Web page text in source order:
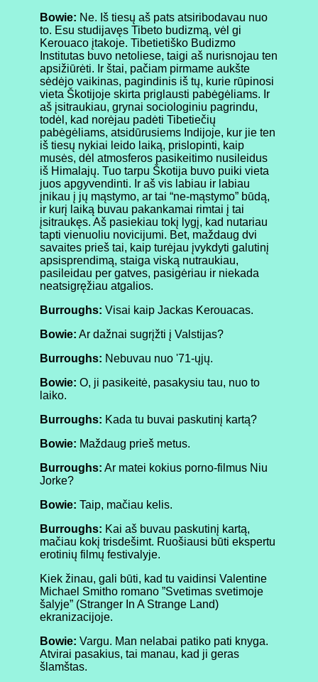
Bowie: Ne. Iš tiesų aš pats atsiribodavau nuo
to. Esu studijavęs Tibeto budizmą, vėl gi
Kerouaco įtakoje. Tibetietiško Budizmo
Institutas buvo netoliese, taigi aš nurisnojau ten
apsižiūrėti. Ir štai, pačiam pirmame aukšte
sėdėjo vaikinas, pagindinis iš tų, kurie rūpinosi
vieta Škotijoje skirta priglausti pabėgėliams. Ir
aš įsitraukiau, grynai sociologiniu pagrindu,
todėl, kad norėjau padėti Tibetiečių
pabėgėliams, atsidūrusiems Indijoje, kur jie ten
iš tiesų nykiai leido laiką, prislopinti, kaip
musės, dėl atmosferos pasikeitimo nusileidus
iš Himalajų. Tuo tarpu Škotija buvo puiki vieta
juos apgyvendinti. Ir aš vis labiau ir labiau
įnikau į jų mąstymo, ar tai “ne-mąstymo” būdą,
ir kurį laiką buvau pakankamai rimtai į tai
įsitraukęs. Aš pasiekiau tokį lygį, kad nutariau
tapti vienuoliu novicijumi. Bet, maždaug dvi
savaites prieš tai, kaip turėjau įvykdyti galutinį
apsisprendimą, staiga viską nutraukiau,
pasileidau per gatves, pasigėriau ir niekada
neatsigręžiau atgalios.
Burroughs: Visai kaip Jackas Kerouacas.
Bowie: Ar dažnai sugrįžti į Valstijas?
Burroughs: Nebuvau nuo '71-ųjų.
Bowie: O, ji pasikeitė, pasakysiu tau, nuo to
laiko.
Burroughs: Kada tu buvai paskutinį kartą?
Bowie: Maždaug prieš metus.
Burroughs: Ar matei kokius porno-filmus Niu
Jorke?
Bowie: Taip, mačiau kelis.
Burroughs: Kai aš buvau paskutinį kartą,
mačiau kokį trisdešimt. Ruošiausi būti ekspertu
erotinių filmų festivalyje.
Kiek žinau, gali būti, kad tu vaidinsi Valentine
Michael Smitho romano ”Svetimas svetimoje
šalyje” (Stranger In A Strange Land)
ekranizacijoje.
Bowie: Vargu. Man nelabai patiko pati knyga.
Atvirai pasakius, tai manau, kad ji geras
šlamštas.